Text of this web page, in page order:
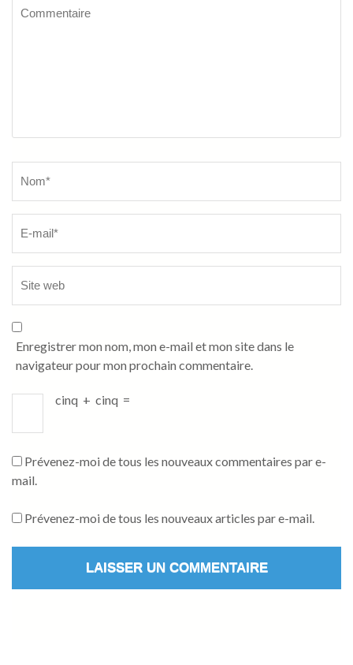
Enregistrer mon nom, mon e-mail et mon site dans le
navigateur pour mon prochain commentaire.
cinq + cinq =
Prévenez-moi de tous les nouveaux commentaires par e-
mail.
Prévenez-moi de tous les nouveaux articles par e-mail.